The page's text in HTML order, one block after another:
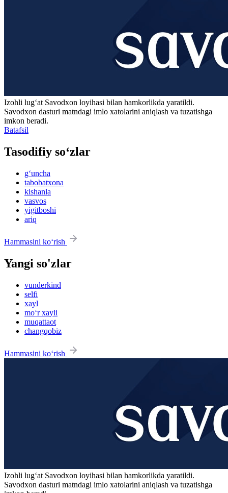
Izohli lugʻat Savodxon loyihasi bilan hamkorlikda yaratildi.
Savodxon dasturi matndagi imlo xatolarini aniqlash va tuzatishga
imkon beradi.
Batafsil
Tasodifiy so‘zlar
g‘uncha
tabobatxona
kishanla
vasvos
yigitboshi
ariq
Hammasini ko‘rish
Yangi so'zlar
vunderkind
selfi
xayl
mo‘r xayli
muqattaot
changqobiz
Hammasini ko‘rish
Izohli lugʻat Savodxon loyihasi bilan hamkorlikda yaratildi.
Savodxon dasturi matndagi imlo xatolarini aniqlash va tuzatishga